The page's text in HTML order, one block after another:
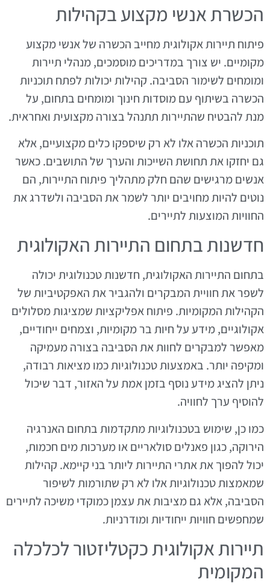
הכשרת אנשי מקצוע בקהילות
פיתוח תיירות אקולוגית מחייב הכשרה של אנשי מקצוע
מקומיים. יש צורך במדריכים מוסמכים, מנהלי תיירות
ומומחים לשימור הסביבה. קהילות יכולות לפתח תוכניות
הכשרה בשיתוף עם מוסדות חינוך ומומחים בתחום, על
מנת להבטיח שהתיירות תתנהל בצורה מקצועית ואחראית.
תוכניות הכשרה אלו לא רק שיספקו כלים מקצועיים, אלא
גם יחזקו את תחושת השייכות והערך של התושבים. כאשר
אנשים מרגישים שהם חלק מתהליך פיתוח התיירות, הם
נוטים להיות מחויבים יותר לשמר את הסביבה ולשדרג את
החוויות המוצעות לתיירים.
חדשנות בתחום התיירות האקולוגית
בתחום התיירות האקולוגית, חדשנות טכנולוגית יכולה
לשפר את חוויית המבקרים ולהגביר את האפקטיביות של
הקהילות המקומיות. פיתוח אפליקציות שמציגות מסלולים
אקולוגיים, מידע על חיות בר מקומיות, וצמחים ייחודיים,
מאפשר למבקרים לחוות את הסביבה בצורה מעמיקה
ומקיפה יותר. באמצעות טכנולוגיות כמו מציאות רבודה,
ניתן להציג מידע נוסף בזמן אמת על האזור, דבר שיכול
להוסיף ערך לחוויה.
כמו כן, שימוש בטכנולוגיות מתקדמות בתחום האנרגיה
הירוקה, כגון פאנלים סולאריים או מערכות מים חכמות,
יכול להפוך את אתרי התיירות ליותר בני קיימא. קהילות
שמאמצות טכנולוגיות אלו לא רק שתורמות לשיפור
הסביבה, אלא גם מציבות את עצמן כמוקדי משיכה לתיירים
שמחפשים חוויות ייחודיות ומודרניות.
תיירות אקולוגית כקטליזטור לכלכלה
המקומית